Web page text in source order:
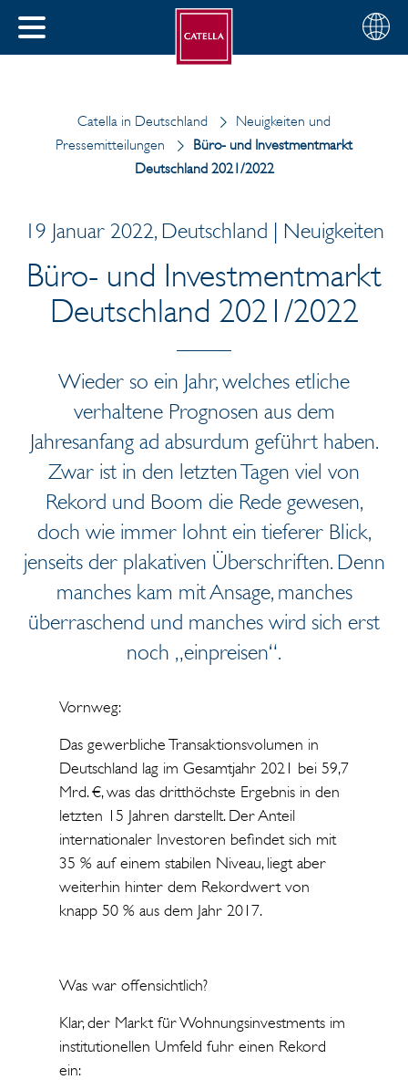
SCHLIESSEN
Wählen
Sie
Deutsch
Catella in Deutschland
Neuigkeiten und
Pressemitteilungen
Büro- und Investmentmarkt
Deutschland 2021/2022
19 Januar 2022, Deutschland | Neuigkeiten
Büro- und Investmentmarkt
Deutschland 2021/2022
Wieder so ein Jahr, welches etliche
verhaltene Prognosen aus dem
Jahresanfang ad absurdum geführt haben.
Zwar ist in den letzten Tagen viel von
Rekord und Boom die Rede gewesen,
doch wie immer lohnt ein tieferer Blick,
jenseits der plakativen Überschriften. Denn
manches kam mit Ansage, manches
überraschend und manches wird sich erst
noch „einpreisen“.
Vornweg:
Das gewerbliche Transaktionsvolumen in
Deutschland lag im Gesamtjahr 2021 bei 59,7
Mrd. €, was das dritthöchste Ergebnis in den
letzten 15 Jahren darstellt. Der Anteil
internationaler Investoren befindet sich mit
35 % auf einem stabilen Niveau, liegt aber
weiterhin hinter dem Rekordwert von
knapp 50 % aus dem Jahr 2017.
Was war offensichtlich?
Klar, der Markt für Wohnungsinvestments im
institutionellen Umfeld fuhr einen Rekord
ein: